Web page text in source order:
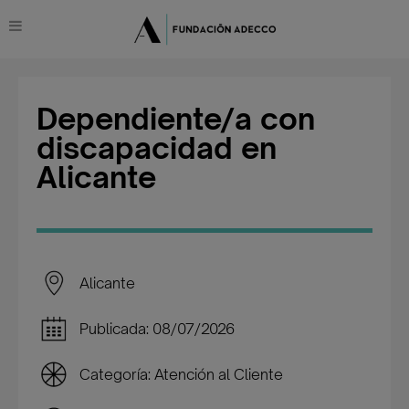
Dependiente/a con
discapacidad en
Alicante
Alicante
Publicada: 08/07/2026
Categoría: Atención al Cliente